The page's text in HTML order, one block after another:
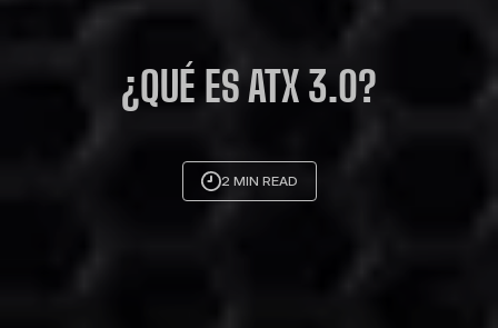
¿QUÉ ES ATX 3.0?
2 MIN READ